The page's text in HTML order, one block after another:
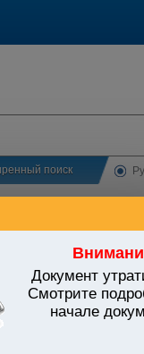
поиск
Документ
Смотрите
начале
устройства /
от 13.06.2000